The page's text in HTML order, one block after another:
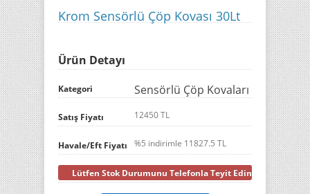
Krom Sensörlü Çöp Kovası 30Lt
Ürün Detayı
Kategori Sensörlü Çöp Kovaları
Satış Fiyatı 12450 TL
Havale/Eft Fiyatı %5 indirimle 11827.5 TL
Lütfen Stok Durumunu Telefonla Teyit Ediniz